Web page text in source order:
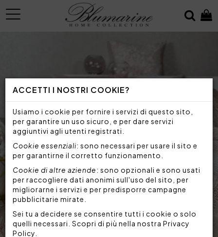
ACCETTI I NOSTRI COOKIE?
Usiamo i cookie per fornire i servizi di questo sito,
per garantire un uso sicuro, e per dare servizi
aggiuntivi agli utenti registrati.
Cookie essenziali: sono necessari per usare il sito e
per garantirne il corretto funzionamento.
Cookie di altre aziende: sono opzionali e sono usati
per raccogliere dati anonimi sull'uso del sito, per
migliorarne i servizi e per predisporre campagne
pubblicitarie mirate.
Sei tu a decidere se consentire tutti i cookie o solo
quelli necessari. Scopri di più nella nostra Privacy
Policy
MENU